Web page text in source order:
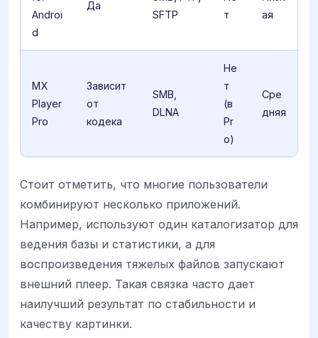
Androi
d
Да
SFTP
т
ая
MX
Player
Pro
Зависит
от
кодека
SMB,
DLNA
Не
т
(в
Pr
o)
Сре
дняя
Стоит отметить, что многие пользователи
комбинируют несколько приложений.
Например, используют один каталогизатор для
ведения базы и статистики, а для
воспроизведения тяжелых файлов запускают
внешний плеер. Такая связка часто дает
наилучший результат по стабильности и
качеству картинки.